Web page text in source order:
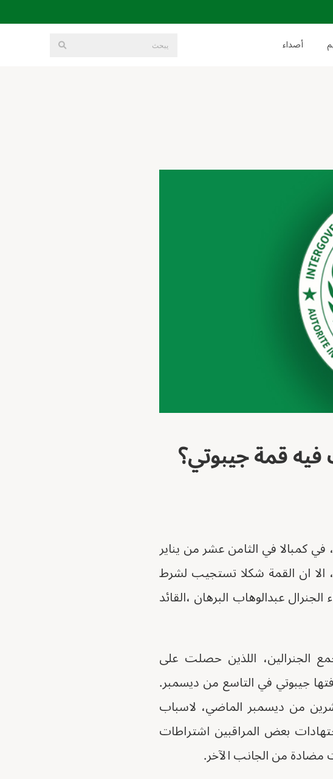
أصداء
قمة جيبوتي؟
في كمبالا في الثامن عشر من يناير
الا ان القمة شكلا تستجيب لشرط
عبدالوهاب البرهان ،القائد
الجنرالين، اللذين حصلت على
جيبوتي في التاسع من ديسمبر.
من ديسمبر الماضي، لاسباب
بعض المراقبين اشتراطات
مضادة من الجانب الآخر.